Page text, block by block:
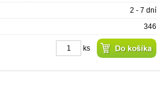
2 - 7 dní
346
ks